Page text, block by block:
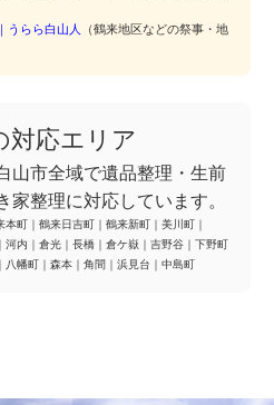
うらら白山人
（鶴来地区などの祭事・地
対応エリア
山市全域で遺品整理・生前
家整理に対応しています。
本町 ｜ 鶴来日吉町 ｜ 鶴来新町 ｜ 美川町 ｜
｜ 河内 ｜ 倉光 ｜ 長橋 ｜ 倉ケ嶽 ｜ 吉野谷 ｜ 下野町
｜ 八幡町 ｜ 森本 ｜ 角間 ｜ 浜見台 ｜ 中島町